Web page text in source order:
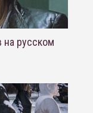
русском